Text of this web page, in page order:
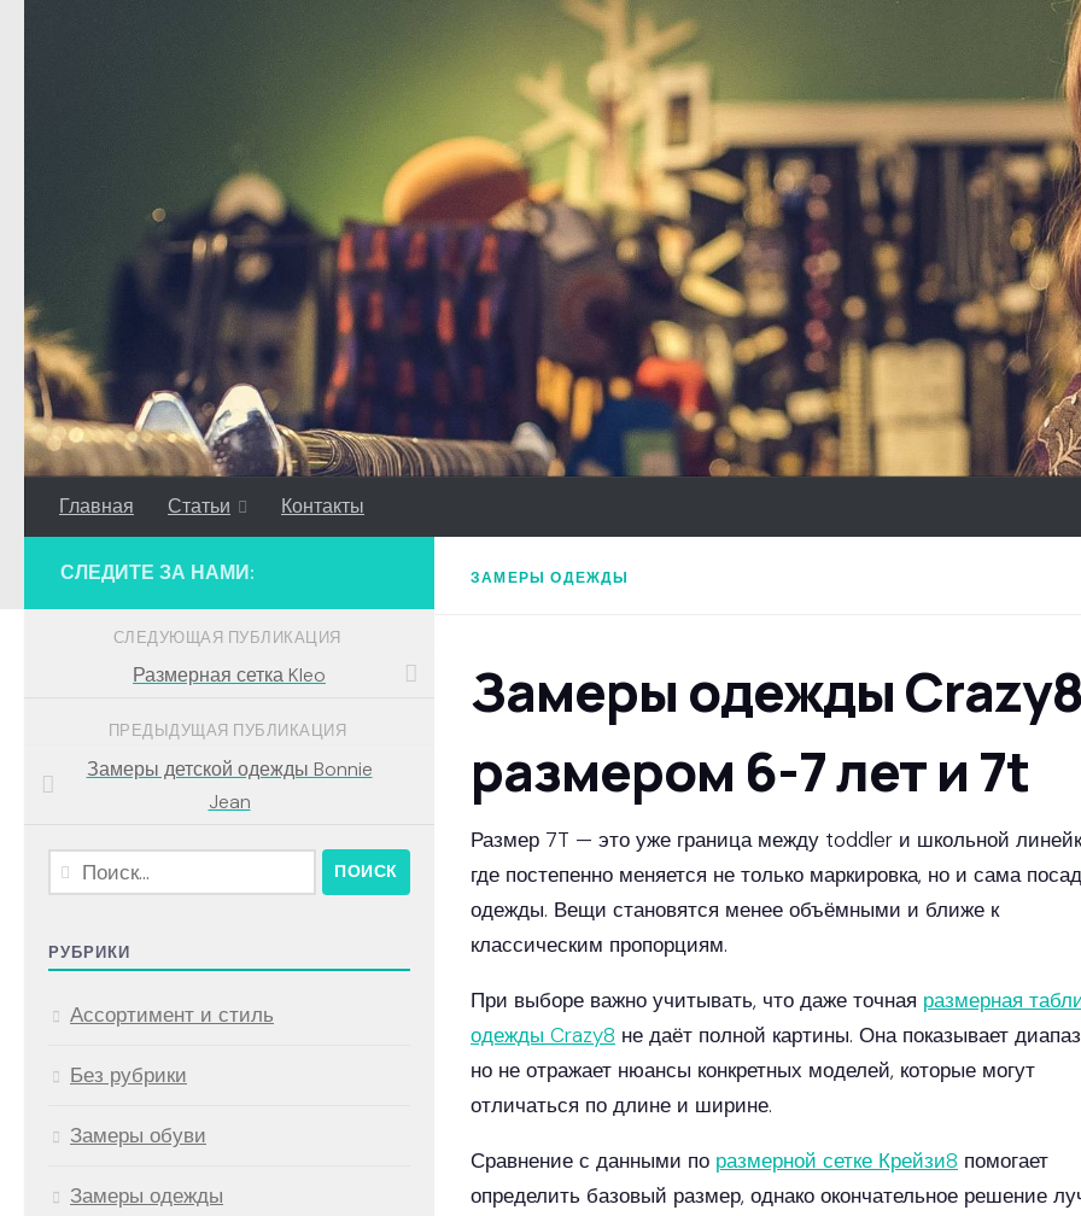
Главная Статьи Контакты
ЗАМЕРЫ ОДЕЖДЫ
Замеры одежды Crazy8
размером 6-7 лет и 7t
Размер 7T — это уже граница между toddler и школьной
где постепенно меняется не только маркировка, но и сама
одежды. Вещи становятся менее объёмными и ближе к
классическим пропорциям.
При выборе важно учитывать, что даже точная размерная
одежды Crazy8 не даёт полной картины. Она показывает
но не отражает нюансы конкретных моделей, которые могут
отличаться по длине и ширине.
Сравнение с данными по размерной сетке Крейзи8 помогает
определить базовый размер, однако окончательное решение
СЛЕДИТЕ ЗА НАМИ:
СЛЕДУЮЩАЯ ПУБЛИКАЦИЯ
Размерная сетка Kleo
ПРЕДЫДУЩАЯ ПУБЛИКАЦИЯ
Замеры детской одежды Bonnie
Jean
Найти:
РУБРИКИ
Ассортимент и стиль
Без рубрики
Замеры обуви
Замеры одежды